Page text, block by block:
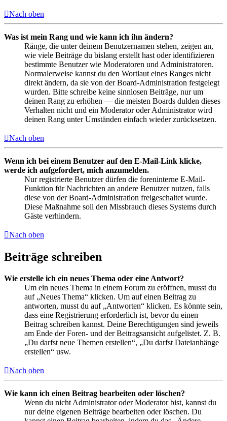
Nach oben
Was ist mein Rang und wie kann ich ihn ändern?
Ränge, die unter deinem Benutzernamen stehen, zeigen an,
wie viele Beiträge du bislang erstellt hast oder identifizieren
bestimmte Benutzer wie Moderatoren und Administratoren.
Normalerweise kannst du den Wortlaut eines Ranges nicht
direkt ändern, da sie von der Board-Administration festgelegt
wurden. Bitte schreibe keine sinnlosen Beiträge, nur um
deinen Rang zu erhöhen — die meisten Boards dulden dieses
Verhalten nicht und ein Moderator oder Administrator wird
deinen Rang unter Umständen einfach wieder zurücksetzen.
Nach oben
Wenn ich bei einem Benutzer auf den E-Mail-Link klicke,
werde ich aufgefordert, mich anzumelden.
Nur registrierte Benutzer dürfen die foreninterne E-Mail-
Funktion für Nachrichten an andere Benutzer nutzen, falls
diese von der Board-Administration freigeschaltet wurde.
Diese Maßnahme soll den Missbrauch dieses Systems durch
Gäste verhindern.
Nach oben
Beiträge schreiben
Wie erstelle ich ein neues Thema oder eine Antwort?
Um ein neues Thema in einem Forum zu eröffnen, musst du
auf „Neues Thema“ klicken. Um auf einen Beitrag zu
antworten, musst du auf „Antworten“ klicken. Es könnte sein,
dass eine Registrierung erforderlich ist, bevor du einen
Beitrag schreiben kannst. Deine Berechtigungen sind jeweils
am Ende der Foren- und der Beitragsansicht aufgelistet. Z. B.
„Du darfst neue Themen erstellen“, „Du darfst Dateianhänge
erstellen“ usw.
Nach oben
Wie kann ich einen Beitrag bearbeiten oder löschen?
Wenn du nicht Administrator oder Moderator bist, kannst du
nur deine eigenen Beiträge bearbeiten oder löschen. Du